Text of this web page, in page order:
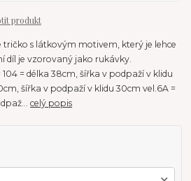
produkt
s látkovým motivem, který je lehce
je vzorovaný jako rukávky.
104 = délka 38cm, šířka v podpaží v klidu
šířka v podpaží v klidu 30cm vel.6A =
celý popis